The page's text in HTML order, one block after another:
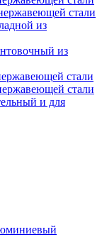
стали
из
из
стали
стали
и для